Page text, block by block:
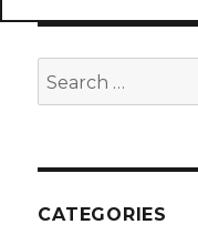
Search
for:
CATEGORIES